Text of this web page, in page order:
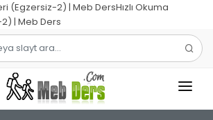
(Egzersiz-2) | Meb DersHızlı Okuma
| Meb Ders